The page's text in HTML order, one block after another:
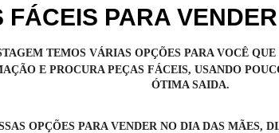
FÁCEIS PARA VENDER
TEMOS VÁRIAS OPÇÕES PARA VOCÊ
E PROCURA PEÇAS FÁCEIS, USANDO
ÓTIMA SAIDA.
OPÇÕES PARA VENDER NO DIA DAS MÃES,